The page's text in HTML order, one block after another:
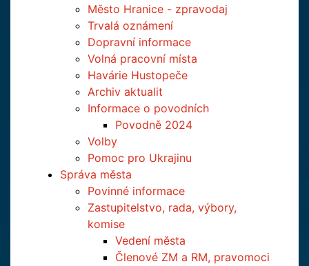
Město Hranice - zpravodaj
Trvalá oznámení
Dopravní informace
Volná pracovní místa
Havárie Hustopeče
Archiv aktualit
Informace o povodních
Povodně 2024
Volby
Pomoc pro Ukrajinu
Správa města
Povinné informace
Zastupitelstvo, rada, výbory,
komise
Vedení města
Členové ZM a RM, pravomoci